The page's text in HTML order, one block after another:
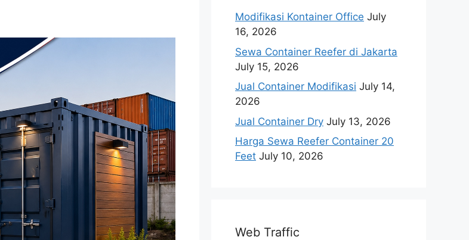
Modifikasi Kontainer Office July
16, 2026
Sewa Container Reefer di Jakarta
July 15, 2026
Jual Container Modifikasi July 14,
2026
Jual Container Dry July 13, 2026
Harga Sewa Reefer Container 20
Feet July 10, 2026
Web Traffic